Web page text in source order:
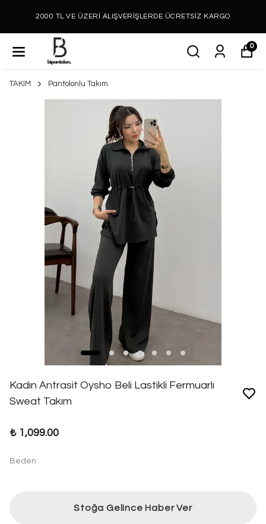
2000 TL VE ÜZERİ ALIŞVERİŞLERDE ÜCRETSİZ KARGO
0
TAKIM Pantolonlu Takım
Kadın Antrasit Oysho Beli Lastikli Fermuarlı
Sweat Takım
₺ 1,099.00
Beden
Stoğa Gelince Haber Ver